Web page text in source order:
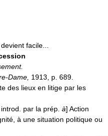
facile...
Dame, 1913, p. 689.
des lieux en litige par les
par la prép. à] Action
à une situation politique ou